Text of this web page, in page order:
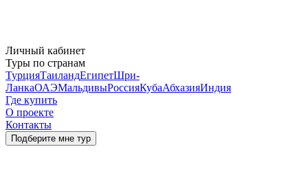
Личный кабинет
Туры по странам
ТурцияТаиландЕгипетШри-
ЛанкаОАЭМальдивыРоссияКубаАбхазияИндия
Где купить
О проекте
Контакты
Подберите мне тур